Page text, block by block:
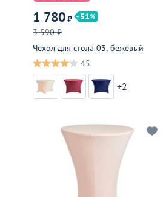
1 780₽
51
3 590 ₽
Чехол для стола 03, бежевый
45
+2